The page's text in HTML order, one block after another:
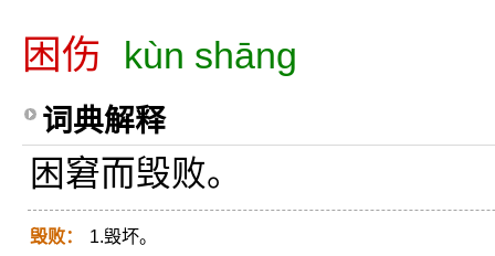
困伤 kùn shāng
词典解释
困窘而毁败。
毁败：
1.毁坏。